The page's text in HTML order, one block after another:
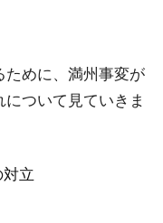
ために、満州事変が
ついて見ていきま
立